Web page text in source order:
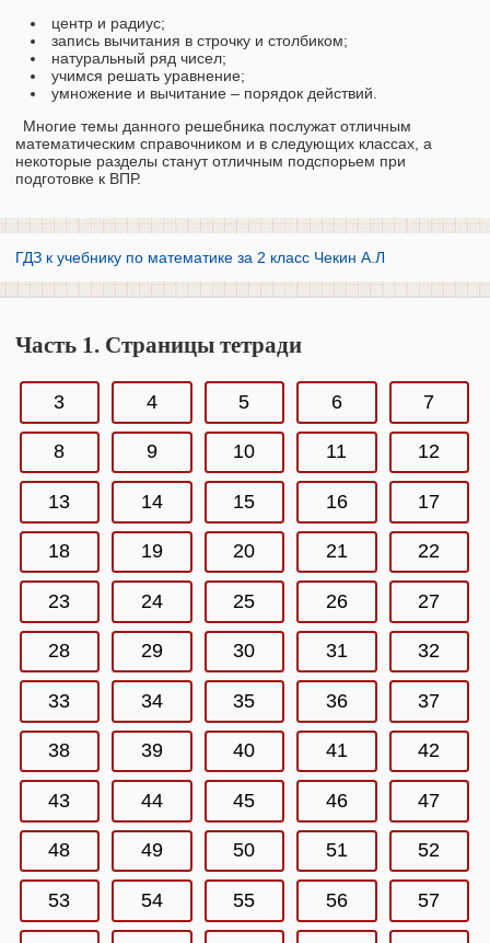
центр и радиус;
запись вычитания в строчку и столбиком;
натуральный ряд чисел;
учимся решать уравнение;
умножение и вычитание – порядок действий.
Многие темы данного решебника послужат отличным
математическим справочником и в следующих классах, а
некоторые разделы станут отличным подспорьем при
подготовке к ВПР.
ГДЗ к учебнику по математике за 2 класс Чекин А.Л
Часть 1. Страницы тетради
3 4 5 6 7
8 9 10 11 12
13 14 15 16 17
18 19 20 21 22
23 24 25 26 27
28 29 30 31 32
33 34 35 36 37
38 39 40 41 42
43 44 45 46 47
48 49 50 51 52
53 54 55 56 57